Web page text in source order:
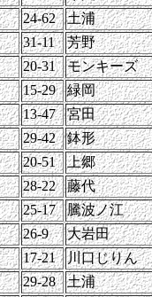
24-62
土浦
31-11
芳野
20-31
モンキーズ
15-29
緑岡
13-47
宮田
29-42
鉢形
20-51
上郷
28-22
藤代
25-17
騰波ノ江
26-9
大岩田
17-21
川口じりん
29-28
土浦